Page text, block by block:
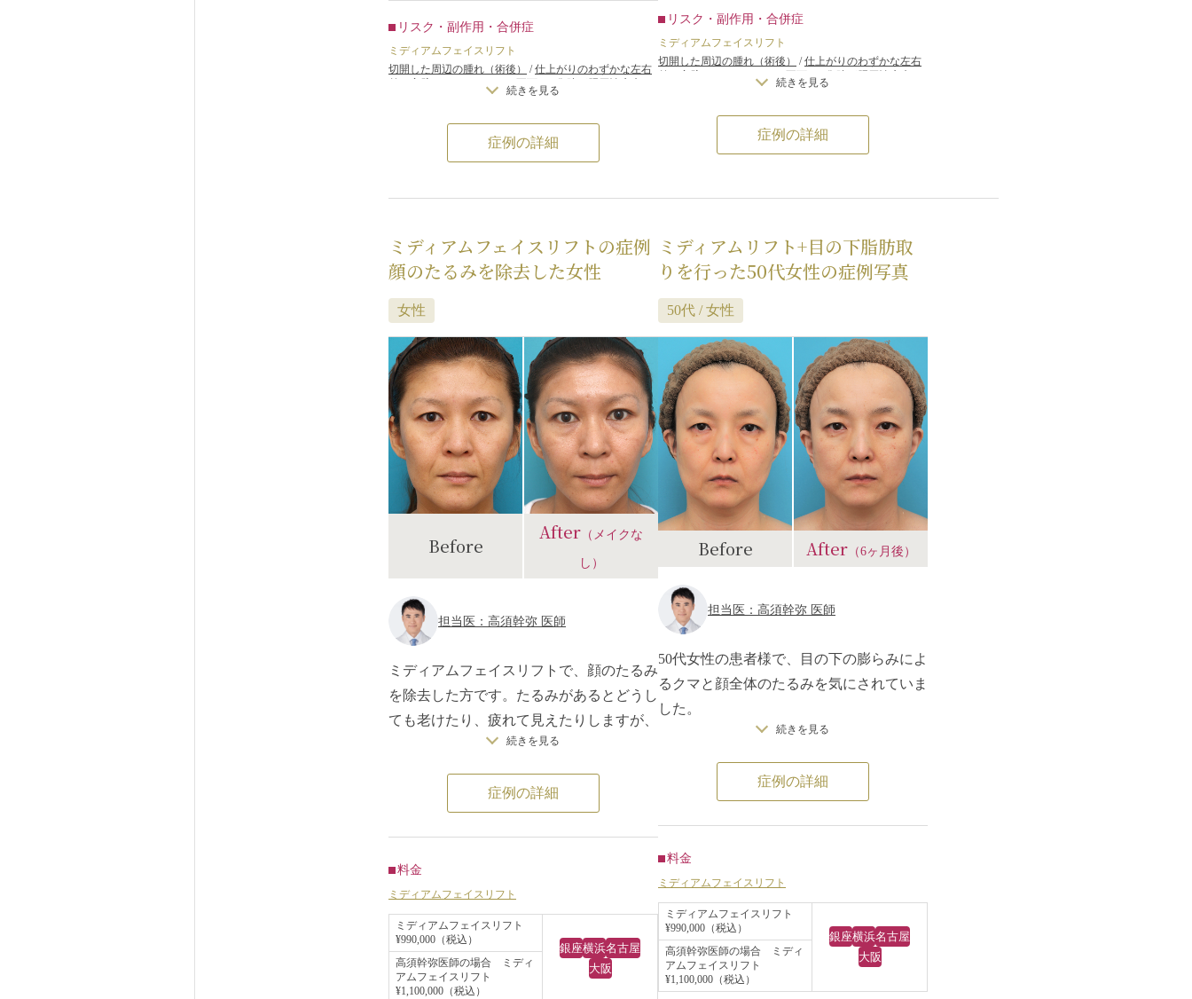
SMAS（スマス）を切除して、表情筋膜を
引き上げ固定しました。
れ、フェイスラインがすっきりしました。
また、頬のたるみが改善したことにより、
く、骨格的にシャープな輪郭をしている人
は、リフトアップ手術をすることにより、
あります。
ただし、皮膚の厚い人、顔に肉厚がある
人、骨格的に頬骨やエラが発達している
人、大きな丸顔の人などは、リフトアップ
手術をしても、法令線の上部にある皮膚や
脂肪のたるみまで引き上げる力が伝わら
ず、フェイスラインのたるみは改善して
も、法令線はあまり改善しないことがあり
ます。
リスク・副作用・合併症
ミディアムフェイスリフト
切開した周辺の腫れ（術後）
/仕上がりのわずかな左右
差（完璧なシンメトリーは不可） /
ケロイドになる可能性
感覚が鈍くなる可能性
続きを見る
症例の詳細
ョッピングスレッドリフト）などの糸のリ
フトアップ治療、ミニフェイスリフト（頬
ト、フルフェイスリフトなどの切るリフト
アップ手術などがあります。
きくて、家族や友人に美容整形をしたこと
かまバレてもかまわない」ということだっ
たので、切るリフトアップ手術をすること
頬~顎~フェイスラインの切るリフトアッ
プ手術は、切開する長さ、引き上げる範囲
によって、ミニフェイスリフト（頬のたる
み取り）、ミディアムフェイスリフト、フ
ルフェイスリフトに分けられます。
この患者様は、たるみの量が多いため、フ
ルフェイスリフトがしっかりとエイジング
ケア効果がでるのですが、「そこまでしっ
かりエイジングケアしなくていい」という
フトをすることになりました。
術後は、法令線とマリオネットラインが浅
くなり、頬や顎のたるみが解消し、フェイ
スラインがすっきりしました。
傷跡もほとんどわからなくなり、自然なエ
イジングケアができました。
リスク・副作用・合併症
ミディアムフェイスリフト
切開した周辺の腫れ（術後）
/仕上がりのわずかな左右
差（完璧なシンメトリーは不可） /
ケロイドになる可能性
感覚が鈍くなる可能性
続きを見る
症例の詳細
ミディアムフェイスリフトの症例
顔のたるみを除去した女性
女性
Before
After （メイクな
し）
担当医：高須幹弥 医師
ミディアムフェイスリフトで、顔のたるみ
を除去した方です。たるみがあるとどうし
ても老けたり、疲れて見えたりしますが、
手術によりたるみのないシャープな顔立ち
前にかけて切開しますが、時間の経過とと
続きを見る
症例の詳細
料金
ミディアムフェイスリフト
ミディアムフェイスリフト
¥990,000（税込）
銀座横浜名古屋
大阪
高須幹弥医師の場合 ミディ
アムフェイスリフト
¥1,100,000（税込）
ミディアムリフト+目の下脂肪取
りを行った50代女性の症例写真
50代 / 女性
Before After（6ヶ月後）
担当医：高須幹弥 医師
50代女性の患者様で、目の下の膨らみによ
るクマと顔全体のたるみを気にされていま
した。
診察させていただいたところ、目の下は余
分な眼窩内脂肪があることにより膨らんで
クマが目立っていました。
た。
目の下脂肪取りとミディアムフェイスリフ
トを行うことになりました。
目の下の脂肪は下まぶたの裏側から適量切
除し、ミディアムフェイスリフトはリテイ
ニングリガメントを切離した後、SMAS弁
続きを見る
症例の詳細
料金
ミディアムフェイスリフト
ミディアムフェイスリフト
¥990,000（税込）
銀座横浜名古屋
大阪
高須幹弥医師の場合 ミディ
アムフェイスリフト
¥1,100,000（税込）